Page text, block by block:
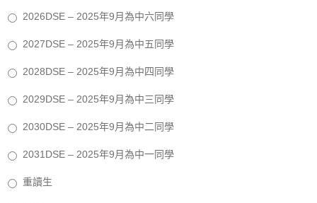
2026DSE – 2025年9月為中六同學
2027DSE – 2025年9月為中五同學
2028DSE – 2025年9月為中四同學
2029DSE – 2025年9月為中三同學
2030DSE – 2025年9月為中二同學
2031DSE – 2025年9月為中一同學
重讀生